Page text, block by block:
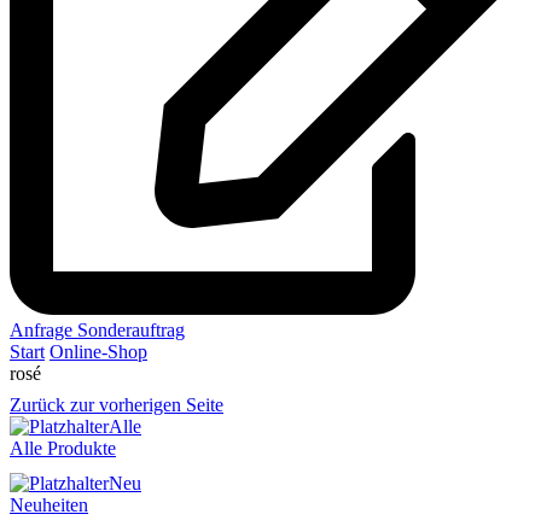
Anfrage Sonderauftrag
Start Online-Shop
rosé
Zurück zur vorherigen Seite
Alle
Alle Produkte
Neu
Neuheiten